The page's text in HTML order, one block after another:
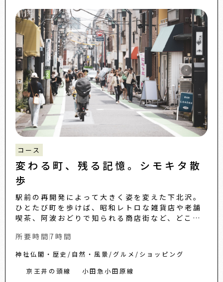
コース
変わる町、残る記憶。シモキタ散
歩
駅前の再開発によって大きく姿を変えた下北沢。
ひとたび町を歩けば、昭和レトロな雑貨店や老舗
喫茶、阿波おどりで知られる商店街など、どこか
ら気ままに散策し、変わり...
所要時間 7時間
神社仏閣・歴史 自然・風景 グルメ
ショッピング
京王井の頭線
小田急小田原線